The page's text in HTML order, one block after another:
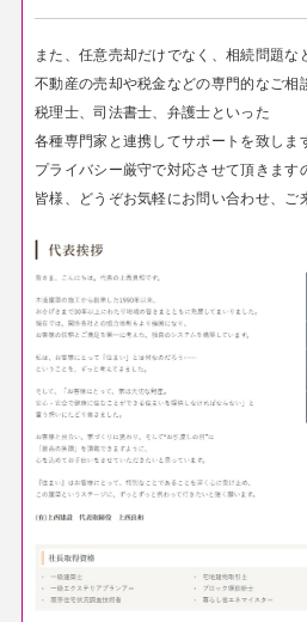
また、任意売却だけでなく、相続問題な
不動産の売却や税金などの専門的なご相
税理士、司法書士、弁護士といった
各種専門家と連携してサポートを致しま
プライバシー厳守で対応させて頂きます
皆様、どうぞお気軽にお問い合わせ、ご